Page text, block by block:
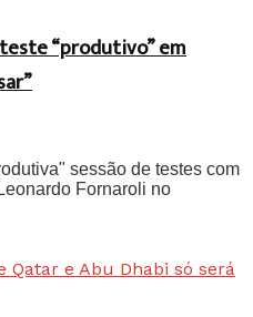
“produtivo” em
sessão de testes com
Fornaroli no